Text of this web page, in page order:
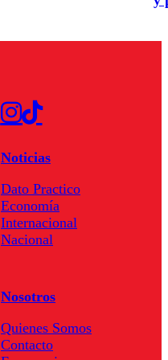
Noticias
Dato Practico
Economía
Internacional
Nacional
Nosotros
Quienes Somos
Contacto